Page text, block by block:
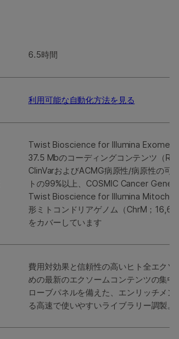
6.5時間
利用可能な自動化方法を見る
Twist Bioscience for Illumina Exome
37.5 Mbのコーディングコンテンツ（
ClinVarおよびACMG病原性/病原性の可
トの99%以上、COSMIC Cancer Gene
Twist Bioscience for Illumina
形ミトコンドリアゲノム（ChrM；
をカバーしています
費用対効果と信頼性の高いヒト全エク
めの最新のエクソームコンテンツの集中
ローブパネルを備えた、エンリッチメ
る高速で使いやすいライブラリー調製。